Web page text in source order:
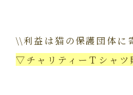
\\利益は猫の保護団体に
▽チャリティーＴシャ